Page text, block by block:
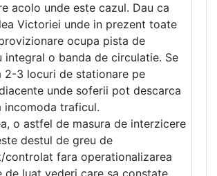
acolo unde este cazul. Dau ca
Victoriei unde in prezent toate
ocupa pista de
integral o banda de circulatie. Se
2-3 locuri de stationare pe
unde soferii pot descarca
incomoda traficul.
o astfel de masura de interzicere
destul de greu de
controlat fara operationalizarea